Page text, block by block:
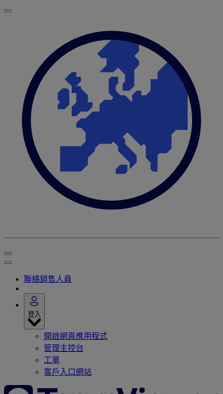
聯絡銷售人員
登入
開啟網頁應用程式
管理主控台
工單
客戶入口網站